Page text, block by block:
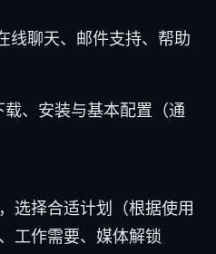
线聊天、邮件支持、帮助
、安装与基本配置（通
选择合适计划（根据使用
工作需要、媒体解锁